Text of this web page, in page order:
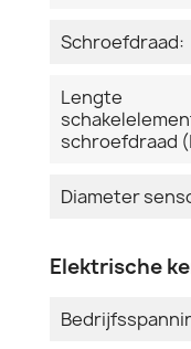
Schroefdraad:
Lengte
schroefdraad
Diameter
Elektrische